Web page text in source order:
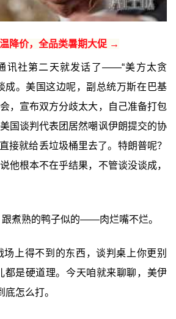
降价，全品类暑期大促 →
讯社第二天就发话了——“美方太贪
成。美国这边呢，副总统万斯在巴基
，宣布双方分歧太大，自己准备打包
国谈判代表团居然嘲讽伊朗提交的协
接就给丢垃圾桶里去了。特朗普呢？
他根本不在乎结果，不管谈没谈成，
煮熟的鸭子似的——肉烂嘴不烂。
场上得不到的东西，谈判桌上你更别
都是硬道理。今天咱就来聊聊，美伊
底怎么打。